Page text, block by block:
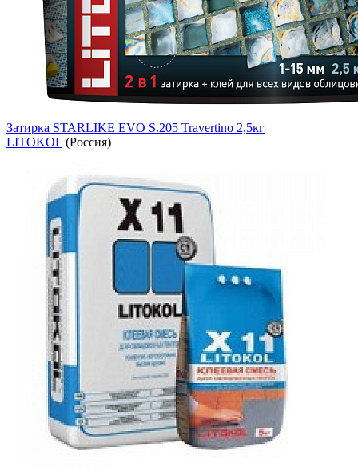
Затирка STARLIKE EVO S.205 Travertino 2,5кг
LITOKOL (Россия)